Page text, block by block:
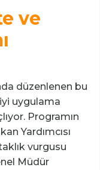
ve
düzenlenen bu
uygulama
Programın
Yardımcısı
vurgusu
Müdür